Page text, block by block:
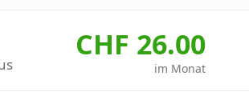
CHF 26.00
im Monat